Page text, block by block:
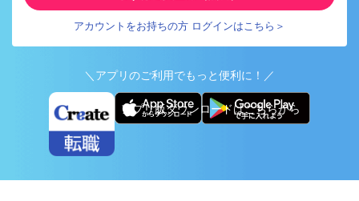
アカウントをお持ちの方 ログインはこちら＞
＼アプリのご利用でもっと便利に！／
アプリ版ダウンロードはこちらから